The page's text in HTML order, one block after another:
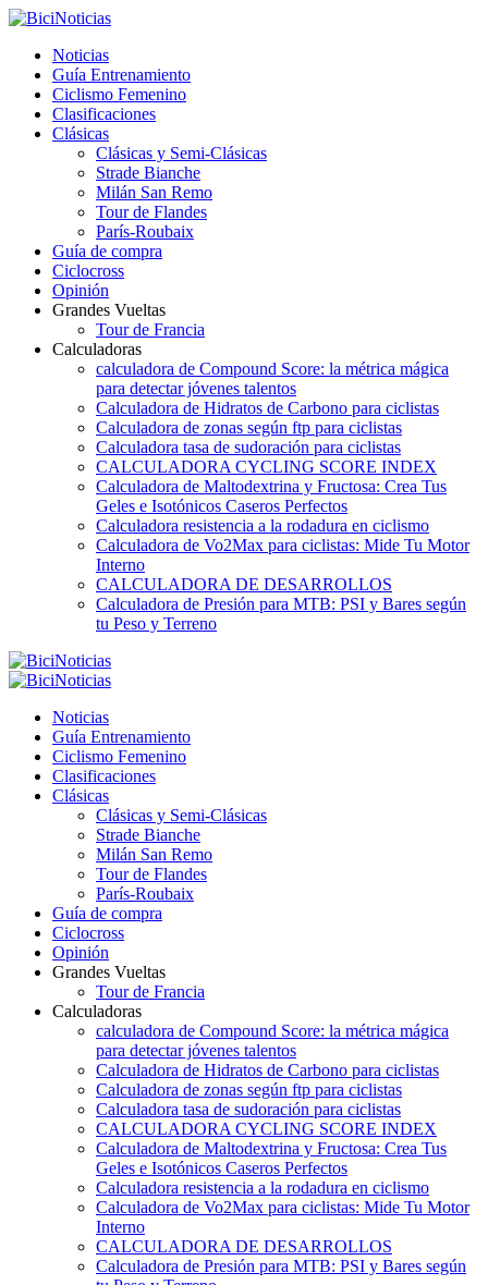
Noticias
Guía Entrenamiento
Ciclismo Femenino
Clasificaciones
Clásicas
Clásicas y Semi-Clásicas
Strade Bianche
Milán San Remo
Tour de Flandes
París-Roubaix
Guía de compra
Ciclocross
Opinión
Grandes Vueltas
Tour de Francia
Calculadoras
calculadora de Compound Score: la métrica mágica
para detectar jóvenes talentos
Calculadora de Hidratos de Carbono para ciclistas
Calculadora de zonas según ftp para ciclistas
Calculadora tasa de sudoración para ciclistas
CALCULADORA CYCLING SCORE INDEX
Calculadora de Maltodextrina y Fructosa: Crea Tus
Geles e Isotónicos Caseros Perfectos
Calculadora resistencia a la rodadura en ciclismo
Calculadora de Vo2Max para ciclistas: Mide Tu Motor
Interno
CALCULADORA DE DESARROLLOS
Calculadora de Presión para MTB: PSI y Bares según
tu Peso y Terreno
Noticias
Guía Entrenamiento
Ciclismo Femenino
Clasificaciones
Clásicas
Clásicas y Semi-Clásicas
Strade Bianche
Milán San Remo
Tour de Flandes
París-Roubaix
Guía de compra
Ciclocross
Opinión
Grandes Vueltas
Tour de Francia
Calculadoras
calculadora de Compound Score: la métrica mágica
para detectar jóvenes talentos
Calculadora de Hidratos de Carbono para ciclistas
Calculadora de zonas según ftp para ciclistas
Calculadora tasa de sudoración para ciclistas
CALCULADORA CYCLING SCORE INDEX
Calculadora de Maltodextrina y Fructosa: Crea Tus
Geles e Isotónicos Caseros Perfectos
Calculadora resistencia a la rodadura en ciclismo
Calculadora de Vo2Max para ciclistas: Mide Tu Motor
Interno
CALCULADORA DE DESARROLLOS
Calculadora de Presión para MTB: PSI y Bares según